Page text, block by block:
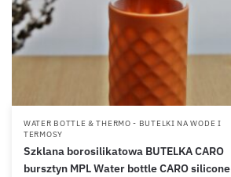
WATER BOTTLE & THERMO - BUTELKI NA WODE I
TERMOSY
Szklana borosilikatowa BUTELKA CARO
bursztyn MPL Water bottle CARO silicone